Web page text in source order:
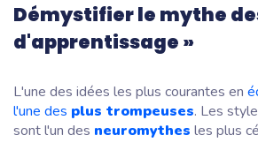
Démystifier le mythe
d'apprentissage »
L'une des idées les plus courantes en
l'une des plus trompeuses. Les
sont l'un des neuromythes les plus